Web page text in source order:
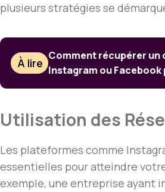
plusieurs stratégies se
À lire
Comment récupérer un
Instagram ou Facebook
Utilisation des
Les plateformes comme
essentielles pour atteindre
exemple, une entreprise ayant